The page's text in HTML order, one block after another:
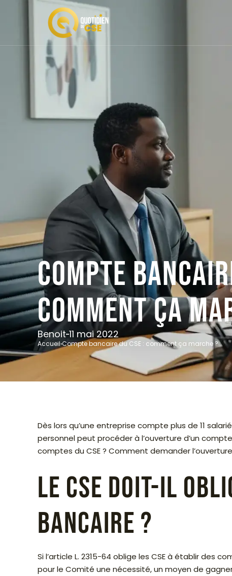
Compte
comment ça
Benoit 11 mai 2022
Accueil›Compte bancaire du CSE : comment ça marche ?
Dès lors qu’une entreprise compte plus de 11
personnel peut procéder à l’ouverture d’un
comptes du CSE ? Comment demander
Le CSE doit-il
bancaire ?
Si l’article L. 2315-64 oblige les CSE à établir des
pour le Comité une nécessité, un moyen de